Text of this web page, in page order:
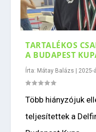
TARTALÉKOS
A BUDAPEST
Írta: Mátay Balázs 2025-
Több hiányzójuk
teljesítettek a